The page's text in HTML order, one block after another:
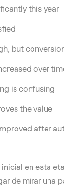
this year
but
over
is confusing
the value
after
en esta
de mirar una